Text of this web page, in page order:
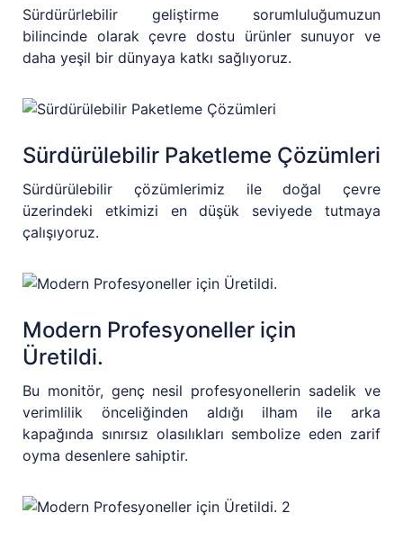
Sürdürürlebilir geliştirme sorumluluğumuzun
bilincinde olarak çevre dostu ürünler sunuyor ve
daha yeşil bir dünyaya katkı sağlıyoruz.
Sürdürülebilir Paketleme Çözümleri
Sürdürülebilir çözümlerimiz ile doğal çevre
üzerindeki etkimizi en düşük seviyede tutmaya
çalışıyoruz.
Modern Profesyoneller için
Üretildi.
Bu monitör, genç nesil profesyonellerin sadelik ve
verimlilik önceliğinden aldığı ilham ile arka
kapağında sınırsız olasılıkları sembolize eden zarif
oyma desenlere sahiptir.